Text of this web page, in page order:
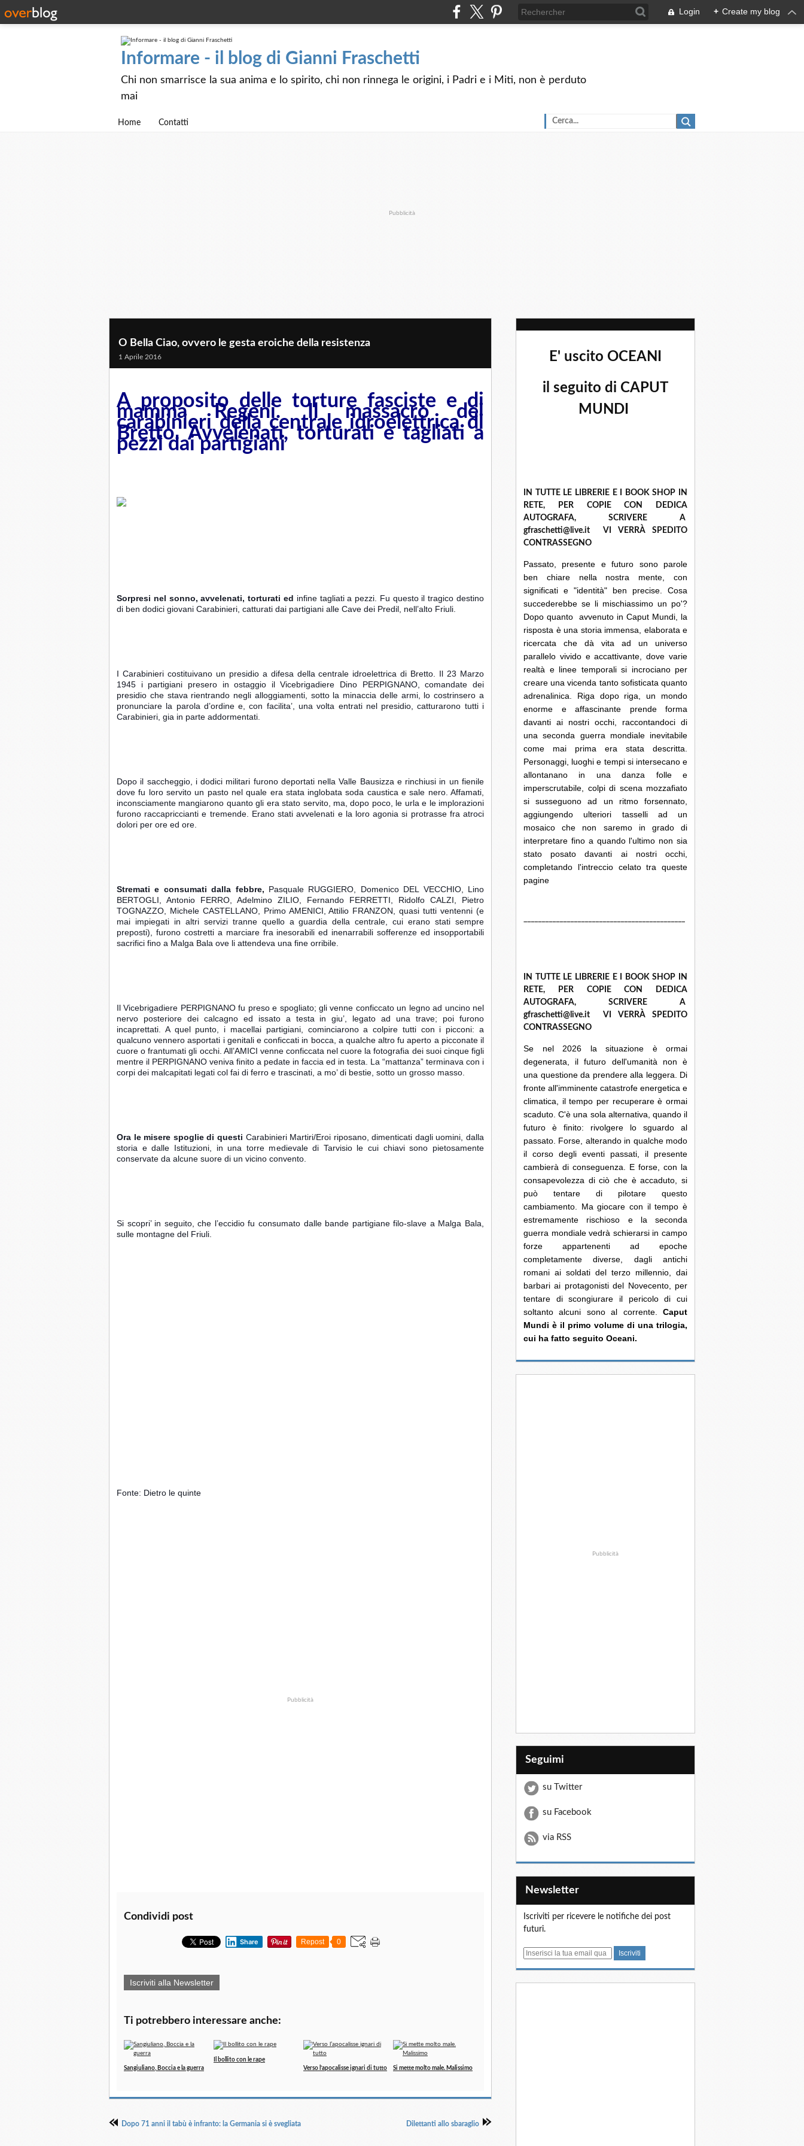
Login + Create my blog
Informare - il blog di Gianni Fraschetti
Chi non smarrisce la sua anima e lo spirito, chi non rinnega le origini, i Padri e i Miti, non è perduto
mai
Home Contatti
Pubblicità
O Bella Ciao, ovvero le gesta eroiche della resistenza
1 Aprile 2016
A proposito delle torture fasciste e di
mamma Regeni. Il massacro dei
carabinieri della centrale idroelettrica di
Bretto. Avvelenati, torturati e tagliati a
pezzi dai partigiani
Sorpresi nel sonno, avvelenati, torturati ed infine tagliati a pezzi. Fu questo il tragico destino
di ben dodici giovani Carabinieri, catturati dai partigiani alle Cave dei Predil, nell’alto Friuli.
I Carabinieri costituivano un presidio a difesa della centrale idroelettrica di Bretto. Il 23 Marzo
1945 i partigiani presero in ostaggio il Vicebrigadiere Dino PERPIGNANO, comandate dei
presidio che stava rientrando negli alloggiamenti, sotto la minaccia delle armi, lo costrinsero a
pronunciare la parola d’ordine e, con facilita’, una volta entrati nel presidio, catturarono tutti i
Carabinieri, gia in parte addormentati.
Dopo il saccheggio, i dodici militari furono deportati nella Valle Bausizza e rinchiusi in un fienile
dove fu loro servito un pasto nel quale era stata inglobata soda caustica e sale nero. Affamati,
inconsciamente mangiarono quanto gli era stato servito, ma, dopo poco, le urla e le implorazioni
furono raccapriccianti e tremende. Erano stati avvelenati e la loro agonia si protrasse fra atroci
dolori per ore ed ore.
Stremati e consumati dalla febbre, Pasquale RUGGIERO, Domenico DEL VECCHIO, Lino
BERTOGLI, Antonio FERRO, Adelmino ZILIO, Fernando FERRETTI, Ridolfo CALZI, Pietro
TOGNAZZO, Michele CASTELLANO, Primo AMENICI, Attilio FRANZON, quasi tutti ventenni (e
mai impiegati in altri servizi tranne quello a guardia della centrale, cui erano stati sempre
preposti), furono costretti a marciare fra inesorabili ed inenarrabili sofferenze ed insopportabili
sacrifici fino a Malga Bala ove li attendeva una fine orribile.
Il Vicebrigadiere PERPIGNANO fu preso e spogliato; gli venne conficcato un legno ad uncino nel
nervo posteriore dei calcagno ed issato a testa in giu’, legato ad una trave; poi furono
incaprettati. A quel punto, i macellai partigiani, cominciarono a colpire tutti con i picconi: a
qualcuno vennero asportati i genitali e conficcati in bocca, a qualche altro fu aperto a picconate il
cuore o frantumati gli occhi. All’AMICI venne conficcata nel cuore la fotografia dei suoi cinque figli
mentre il PERPIGNANO veniva finito a pedate in faccia ed in testa. La “mattanza” terminava con i
corpi dei malcapitati legati col fai di ferro e trascinati, a mo’ di bestie, sotto un grosso masso.
Ora le misere spoglie di questi Carabinieri Martiri/Eroi riposano, dimenticati dagli uomini, dalla
storia e dalle Istituzioni, in una torre medievale di Tarvisio le cui chiavi sono pietosamente
conservate da alcune suore di un vicino convento.
Si scopri’ in seguito, che l’eccidio fu consumato dalle bande partigiane filo-slave a Malga Bala,
sulle montagne del Friuli.
Fonte: Dietro le quinte
Pubblicità
Condividi post
Share Repost 0
Iscriviti alla Newsletter
Ti potrebbero interessare anche:
Sangiuliano, Boccia e la guerra
Il bollito con le rape
Verso l’apocalisse ignari di tutto
Si mette molto male. Malissimo
Dopo 71 anni il tabù è infranto: la Germania si è svegliata Dilettanti allo sbaraglio
E' uscito OCEANI
il seguito di CAPUT
MUNDI
IN TUTTE LE LIBRERIE E I BOOK SHOP IN
RETE, PER COPIE CON DEDICA
AUTOGRAFA, SCRIVERE A
gfraschetti@live.it VI VERRÀ SPEDITO
CONTRASSEGNO
Passato, presente e futuro sono parole
ben chiare nella nostra mente, con
significati e "identità" ben precise. Cosa
succederebbe se li mischiassimo un po'?
Dopo quanto avvenuto in Caput Mundi, la
risposta è una storia immensa, elaborata e
ricercata che dà vita ad un universo
parallelo vivido e accattivante, dove varie
realtà e linee temporali si incrociano per
creare una vicenda tanto sofisticata quanto
adrenalinica. Riga dopo riga, un mondo
enorme e affascinante prende forma
davanti ai nostri occhi, raccontandoci di
una seconda guerra mondiale inevitabile
come mai prima era stata descritta.
Personaggi, luoghi e tempi si intersecano e
allontanano in una danza folle e
imperscrutabile, colpi di scena mozzafiato
si susseguono ad un ritmo forsennato,
aggiungendo ulteriori tasselli ad un
mosaico che non saremo in grado di
interpretare fino a quando l'ultimo non sia
stato posato davanti ai nostri occhi,
completando l'intreccio celato tra queste
pagine
IN TUTTE LE LIBRERIE E I BOOK SHOP IN
RETE, PER COPIE CON DEDICA
AUTOGRAFA, SCRIVERE A
gfraschetti@live.it VI VERRÀ SPEDITO
CONTRASSEGNO
Se nel 2026 la situazione è ormai
degenerata, il futuro dell'umanità non è
una questione da prendere alla leggera. Di
fronte all'imminente catastrofe energetica e
climatica, il tempo per recuperare è ormai
scaduto. C'è una sola alternativa, quando il
futuro è finito: rivolgere lo sguardo al
passato. Forse, alterando in qualche modo
il corso degli eventi passati, il presente
cambierà di conseguenza. E forse, con la
consapevolezza di ciò che è accaduto, si
può tentare di pilotare questo
cambiamento. Ma giocare con il tempo è
estremamente rischioso e la seconda
guerra mondiale vedrà schierarsi in campo
forze appartenenti ad epoche
completamente diverse, dagli antichi
romani ai soldati del terzo millennio, dai
barbari ai protagonisti del Novecento, per
tentare di scongiurare il pericolo di cui
soltanto alcuni sono al corrente. Caput
Mundi è il primo volume di una trilogia,
cui ha fatto seguito Oceani.
Pubblicità
Seguimi
su Twitter
su Facebook
via RSS
Newsletter
Iscriviti per ricevere le notifiche dei post
futuri.